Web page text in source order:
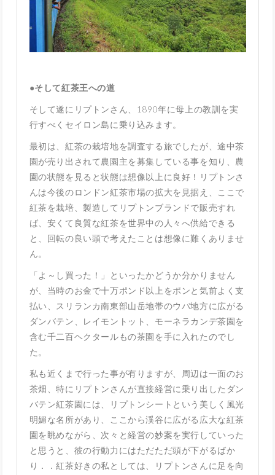
●そして紅茶王への道
そして遂にリプトンさん、1890年に母上の教訓を実
行すべくセイロン島に乗り込みます。
最初は、紅茶の栽培地を調査する旅でしたが、途中茶
園が売り出されて農園主を募集している事を知り、農
園の状態を見ると状態は想像以上に良好！リプトンさ
んは今後のロンドン紅茶市場の拡大を見据え、ここで
紅茶を栽培、製造してリプトンブランドで販売すれ
ば、安くて良質な紅茶を世界中の人々へ供給できる
と、回転の良い頭で考えたことは想像に難くありませ
ん。
「よ～し買った！」といったかどうか分かりません
が、当時のお金で十万ポンド以上をポンと気前よく支
払い、スリランカ南東部山岳地帯のウバ地方に広がる
ダンバテン、レイモントット、モーネラカンデ茶園を
含む千二百ヘクタールもの茶園を手に入れたのでし
た。
私も近くまで行った事が有りますが、周辺は一面のお
茶畑、特にリプトンさんが直接経営に乗り出したダン
バテン紅茶園には、リプトンシートという美しく風光
明媚な名所があり、ここから渓谷に広がる広大な紅茶
園を眺めながら、次々と経営の妙案を実行していった
と思うと、彼の行動力にはただただ頭が下がるばか
り．．紅茶好きの私としては、リプトンさんに足を向